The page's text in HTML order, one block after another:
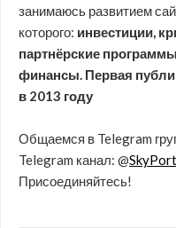
занимаюсь развитием
которого: инвестиции,
партнёрские
финансы. Первая
в 2013 году
Общаемся в Telegram
Telegram канал: @
Присоединяйтесь!